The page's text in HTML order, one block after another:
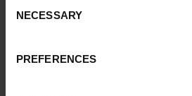
Selection
NECESSARY
PREFERENCES